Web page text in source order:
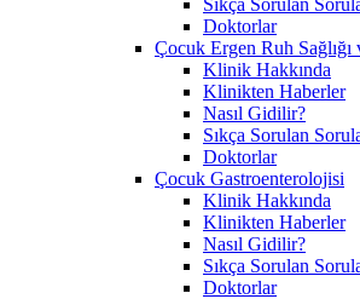
Doktorlar
Çocuk Ergen Ruh Sağlığı
Klinik Hakkında
Klinikten Haberler
Nasıl Gidilir?
Sıkça Sorulan
Doktorlar
Çocuk Gastroenterolojisi
Klinik Hakkında
Klinikten Haberler
Nasıl Gidilir?
Sıkça Sorulan
Doktorlar